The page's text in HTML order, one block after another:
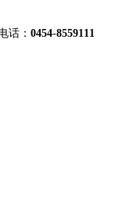
话： 0454-8559111